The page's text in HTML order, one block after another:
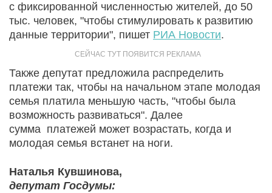
с фиксированной численностью жителей, до 50
тыс. человек, "чтобы стимулировать к развитию
данные территории", пишет РИА Новости.
Также депутат предложила распределить
платежи так, чтобы на начальном этапе молодая
семья платила меньшую часть, "чтобы была
возможность развиваться". Далее
сумма платежей может возрастать, когда и
молодая семья встанет на ноги.
Наталья Кувшинова,
депутат Госдумы: